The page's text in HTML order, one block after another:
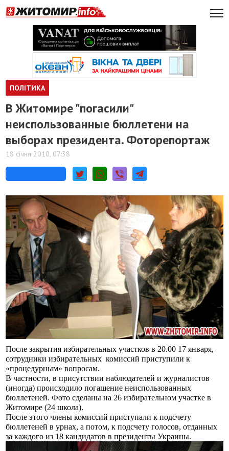
ПОЛІТИКА
В Житомире "погасили"
неиспользованные бюллетени на
выборах президента. Фоторепортаж
18 січня 2010, 07:38
После закрытия избирательных участков в 20.00 17 января,
сотрудники избирательных комиссий приступили к
«процедурным» вопросам.
В частности, в присутствии наблюдателей и журналистов
(иногда) происходило погашение неиспользованных
бюллетеней. Фото сделаны на 26 избирательном участке в
Житомире (24 школа).
После этого члены комиссий приступали к подсчету
бюллетеней в урнах, а потом, к подсчету голосов, отданных
за каждого из 18 кандидатов в президенты Украины.